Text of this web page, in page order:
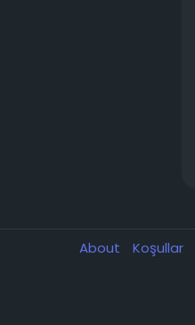
About Koşullar